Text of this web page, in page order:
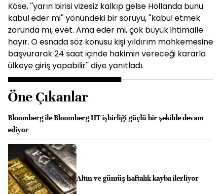
Köse, ''yarın birisi vizesiz kalkıp gelse Hollanda bunu
kabul eder mi'' yönündeki bir soruyu, ''kabul etmek
zorunda mı, evet. Ama eder mi, çok büyük ihtimalle
hayır. O esnada söz konusu kişi yıldırım mahkemesine
başvurarak 24 saat içinde hakimin vereceği kararla
ülkeye giriş yapabilir'' diye yanıtladı.
Öne Çıkanlar
Bloomberg ile Bloomberg HT işbirliği güçlü bir şekilde devam
ediyor
Altın ve gümüş haftalık kayba ilerliyor